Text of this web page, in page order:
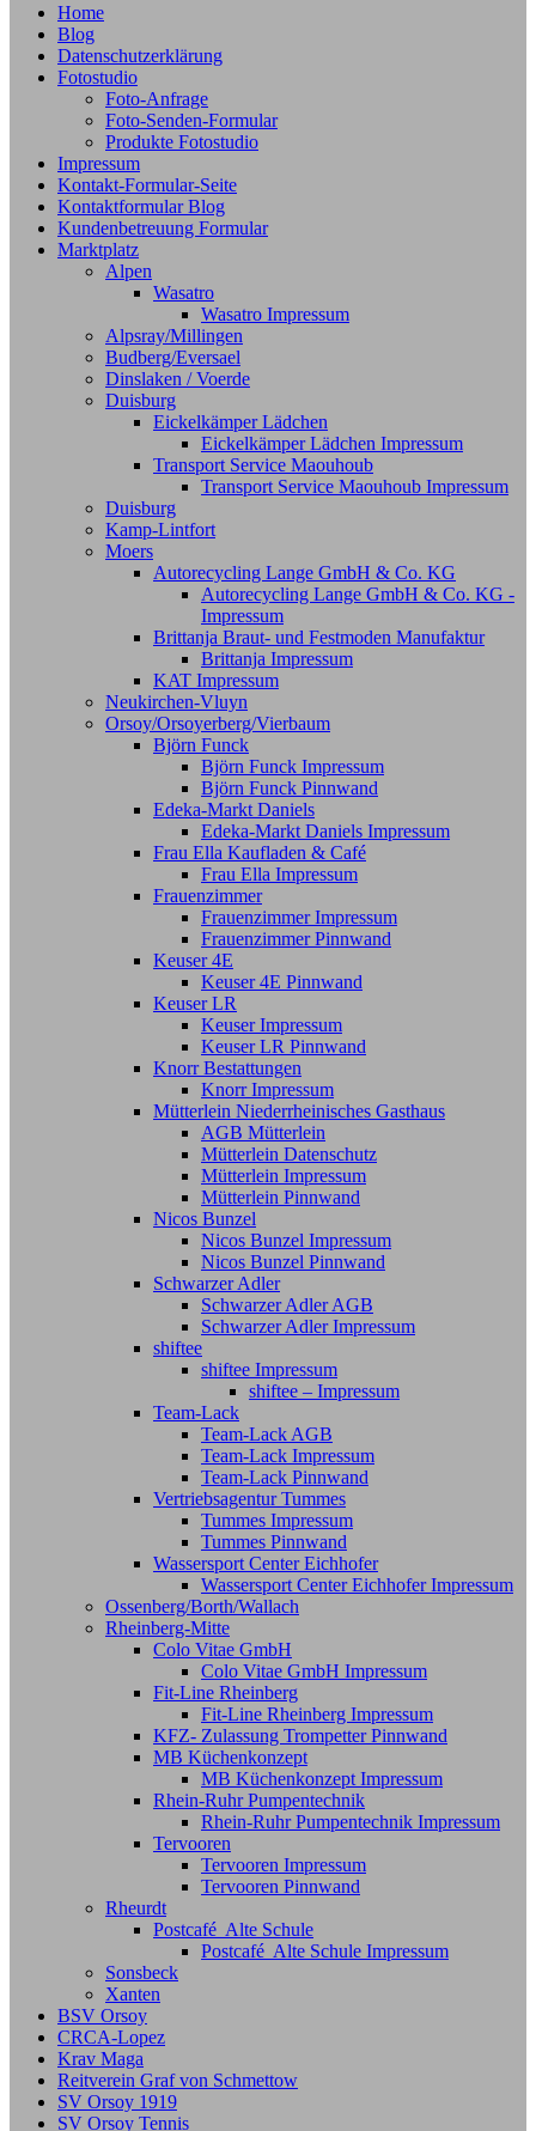
Home
Blog
Datenschutzerklärung
Fotostudio
Foto-Anfrage
Foto-Senden-Formular
Produkte Fotostudio
Impressum
Kontakt-Formular-Seite
Kontaktformular Blog
Kundenbetreuung Formular
Marktplatz
Alpen
Wasatro
Wasatro Impressum
Alpsray/Millingen
Budberg/Eversael
Dinslaken / Voerde
Duisburg
Eickelkämper Lädchen
Eickelkämper Lädchen Impressum
Transport Service Maouhoub
Transport Service Maouhoub Impressum
Duisburg
Kamp-Lintfort
Moers
Autorecycling Lange GmbH & Co. KG
Autorecycling Lange GmbH & Co. KG -
Impressum
Brittanja Braut- und Festmoden Manufaktur
Brittanja Impressum
KAT Impressum
Neukirchen-Vluyn
Orsoy/Orsoyerberg/Vierbaum
Björn Funck
Björn Funck Impressum
Björn Funck Pinnwand
Edeka-Markt Daniels
Edeka-Markt Daniels Impressum
Frau Ella Kaufladen & Café
Frau Ella Impressum
Frauenzimmer
Frauenzimmer Impressum
Frauenzimmer Pinnwand
Keuser 4E
Keuser 4E Pinnwand
Keuser LR
Keuser Impressum
Keuser LR Pinnwand
Knorr Bestattungen
Knorr Impressum
Mütterlein Niederrheinisches Gasthaus
AGB Mütterlein
Mütterlein Datenschutz
Mütterlein Impressum
Mütterlein Pinnwand
Nicos Bunzel
Nicos Bunzel Impressum
Nicos Bunzel Pinnwand
Schwarzer Adler
Schwarzer Adler AGB
Schwarzer Adler Impressum
shiftee
shiftee Impressum
shiftee – Impressum
Team-Lack
Team-Lack AGB
Team-Lack Impressum
Team-Lack Pinnwand
Vertriebsagentur Tummes
Tummes Impressum
Tummes Pinnwand
Wassersport Center Eichhofer
Wassersport Center Eichhofer Impressum
Ossenberg/Borth/Wallach
Rheinberg-Mitte
Colo Vitae GmbH
Colo Vitae GmbH Impressum
Fit-Line Rheinberg
Fit-Line Rheinberg Impressum
KFZ- Zulassung Trompetter Pinnwand
MB Küchenkonzept
MB Küchenkonzept Impressum
Rhein-Ruhr Pumpentechnik
Rhein-Ruhr Pumpentechnik Impressum
Tervooren
Tervooren Impressum
Tervooren Pinnwand
Rheurdt
Postcafé Alte Schule
Postcafé Alte Schule Impressum
Sonsbeck
Xanten
BSV Orsoy
CRCA-Lopez
Krav Maga
Reitverein Graf von Schmettow
SV Orsoy 1919
SV Orsoy Tennis